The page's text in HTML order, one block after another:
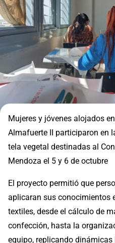
Mujeres y jóvenes alojados
Almafuerte II participaron en
tela vegetal destinadas al
Mendoza el 5 y 6 de octubre
El proyecto permitió que
aplicaran sus conocimientos
textiles, desde el cálculo de
confección, hasta la
equipo, replicando